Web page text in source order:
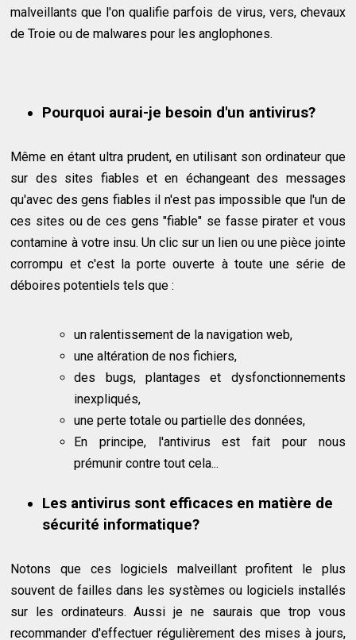
malveillants que l'on qualifie parfois de virus, vers, chevaux
de Troie ou de malwares pour les anglophones.
Pourquoi aurai-je besoin d'un antivirus?
Même en étant ultra prudent, en utilisant son ordinateur que
sur des sites fiables et en échangeant des messages
qu'avec des gens fiables il n'est pas impossible que l'un de
ces sites ou de ces gens "fiable" se fasse pirater et vous
contamine à votre insu. Un clic sur un lien ou une pièce jointe
corrompu et c'est la porte ouverte à toute une série de
déboires potentiels tels que :
un ralentissement de la navigation web,
une altération de nos fichiers,
des bugs, plantages et dysfonctionnements
inexpliqués,
une perte totale ou partielle des données,
En principe, l'antivirus est fait pour nous
prémunir contre tout cela...
Les antivirus sont efficaces en matière de
sécurité informatique?
Notons que ces logiciels malveillant profitent le plus
souvent de failles dans les systèmes ou logiciels installés
sur les ordinateurs. Aussi je ne saurais que trop vous
recommander d'effectuer régulièrement des mises à jours,